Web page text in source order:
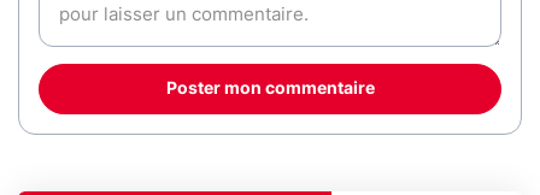
Poster mon commentaire